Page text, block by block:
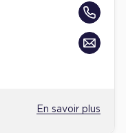
En savoir plus